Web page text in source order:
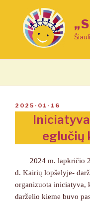
PASKELBTA
2025-01-16
eglučių
2024 m. lapkričio
d. Kairių lopšelyje-
organizuota iniciatyva,
darželio kieme buvo